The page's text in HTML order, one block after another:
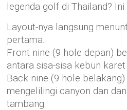
legenda golf di Thailand?
Layout-nya langsung
pertama.
Front nine (9 hole depan)
antara sisa-sisa kebun karet
Back nine (9 hole
mengelilingi canyon dan
tambang.